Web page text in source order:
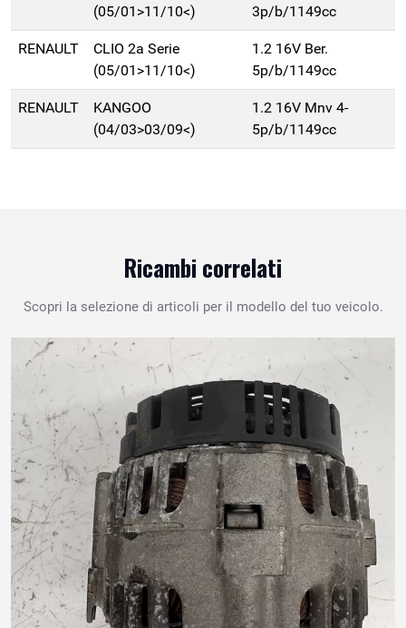
(05/01>11/10<)
3p/b/1149cc
RENAULT
CLIO 2a Serie
(05/01>11/10<)
1.2 16V Ber.
5p/b/1149cc
RENAULT
KANGOO
(04/03>03/09<)
1.2 16V Mnv 4-
5p/b/1149cc
Ricambi correlati
Scopri la selezione di articoli per il modello del tuo veicolo.